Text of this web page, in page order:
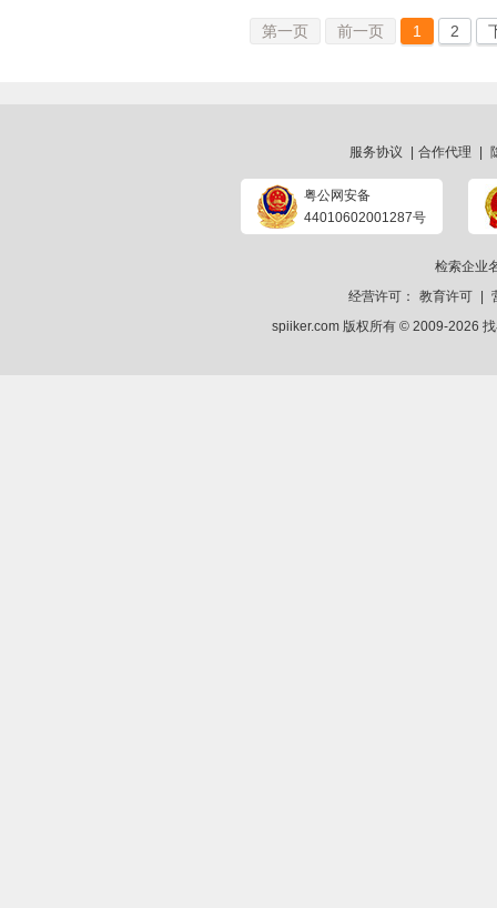
第一页 前一页 1 2
服务协议 合作代理
粤公网安备
44010602001287号
检索企业
经营许可：
教育许可
spiiker.com 版权所有 © 2009-2026